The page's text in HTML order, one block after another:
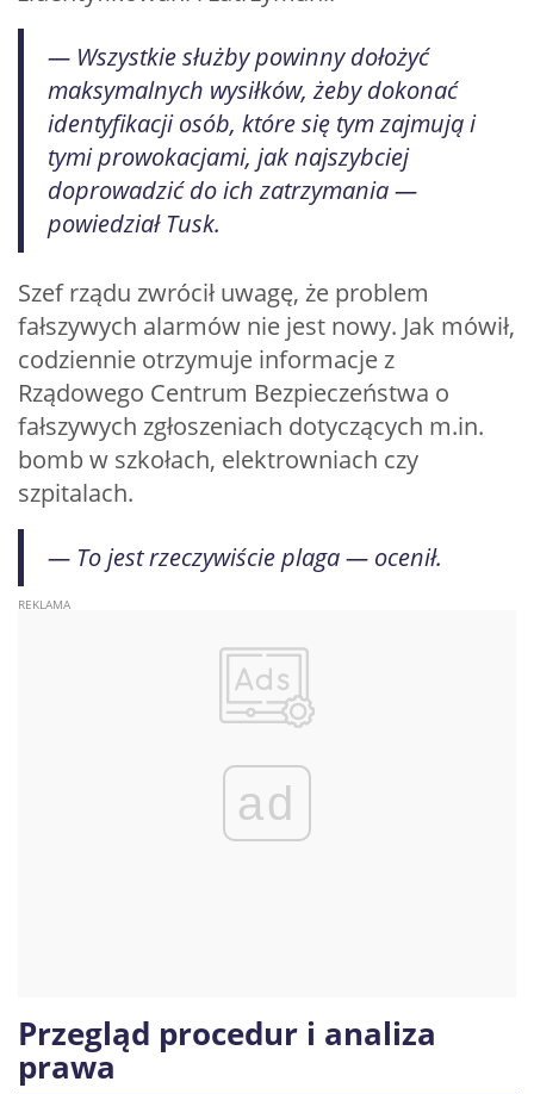
— Wszystkie służby powinny dołożyć
maksymalnych wysiłków, żeby dokonać
identyfikacji osób, które się tym zajmują i
tymi prowokacjami, jak najszybciej
doprowadzić do ich zatrzymania —
powiedział Tusk.
Szef rządu zwrócił uwagę, że problem
fałszywych alarmów nie jest nowy. Jak mówił,
codziennie otrzymuje informacje z
Rządowego Centrum Bezpieczeństwa o
fałszywych zgłoszeniach dotyczących m.in.
bomb w szkołach, elektrowniach czy
szpitalach.
— To jest rzeczywiście plaga — ocenił.
ad
Przegląd procedur i analiza
prawa